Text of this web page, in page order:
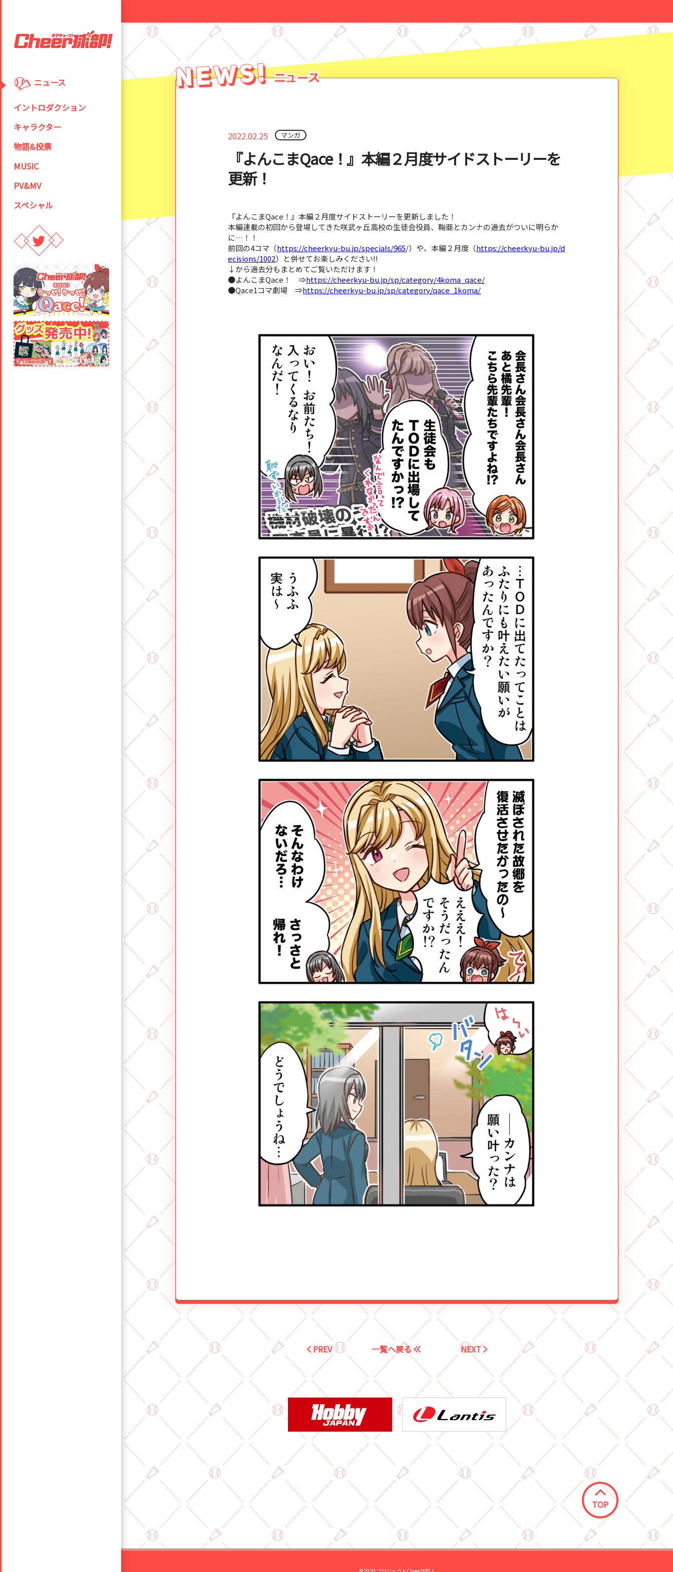
ニュース
イントロダクション
キャラクター
物語&投票
MUSIC
PV&MV
スペシャル
2022.02.25 マンガ
『よんこまQace！』本編２月度サイドストーリーを
更新！
『よんこまQace！』本編２月度サイドストーリーを更新しました！
本編連載の初回から登場してきた咲武ヶ丘高校の生徒会役員、鞠亜とカンナの過去がついに明らか
に…！！
前回の4コマ（https://cheerkyu-bu.jp/specials/965/）や、本編２月度（https://cheerkyu-bu.jp/d
ecisions/1002）と併せてお楽しみください!!
↓から過去分もまとめてご覧いただけます！
●よんこまQace！ ⇒https://cheerkyu-bu.jp/sp/category/4koma_qace/
●Qace1コマ劇場 ⇒https://cheerkyu-bu.jp/sp/category/qace_1koma/
PREV 一覧へ戻る NEXT
TOP